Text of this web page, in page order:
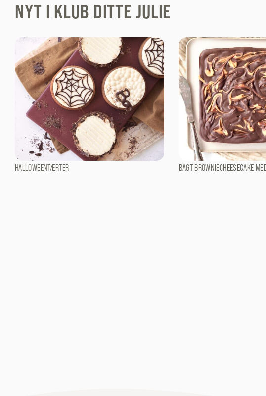
NYT I KLUB DITTE JULIE
HALLOWEENTÆRTER BAGT BROWNIECHEESECAKE